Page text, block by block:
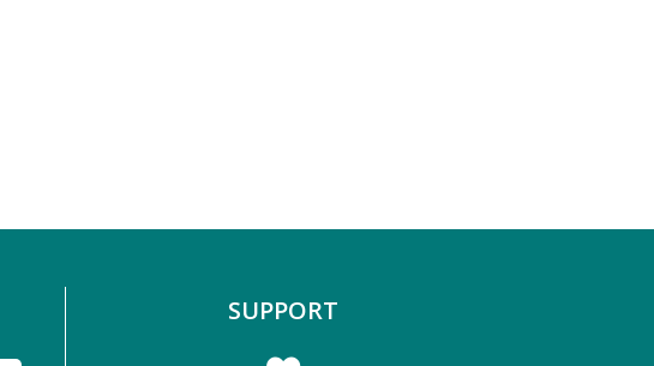
SUPPORT